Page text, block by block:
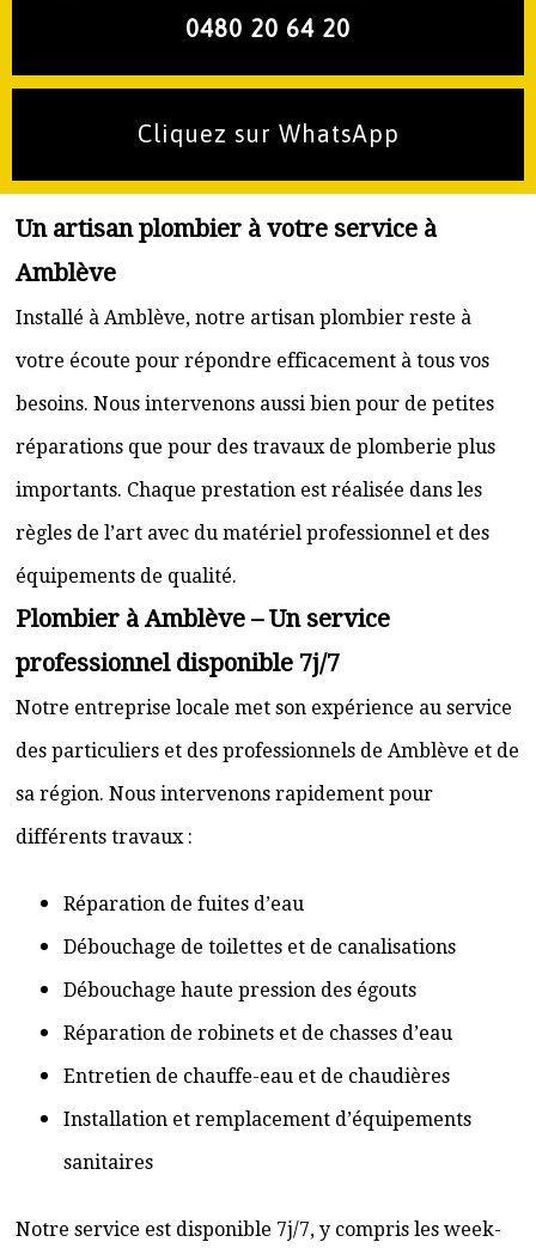
0480 20 64 20
Cliquez sur WhatsApp
Un artisan plombier à votre service à
Amblève
Installé à Amblève, notre artisan plombier reste à
votre écoute pour répondre efficacement à tous vos
besoins. Nous intervenons aussi bien pour de petites
réparations que pour des travaux de plomberie plus
importants. Chaque prestation est réalisée dans les
règles de l’art avec du matériel professionnel et des
équipements de qualité.
Plombier à Amblève – Un service
professionnel disponible 7j/7
Notre entreprise locale met son expérience au service
des particuliers et des professionnels de Amblève et de
sa région. Nous intervenons rapidement pour
différents travaux :
Réparation de fuites d’eau
Débouchage de toilettes et de canalisations
Débouchage haute pression des égouts
Réparation de robinets et de chasses d’eau
Entretien de chauffe-eau et de chaudières
Installation et remplacement d’équipements
sanitaires
Notre service est disponible 7j/7, y compris les week-